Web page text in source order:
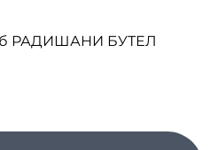
РАДИШАНИ БУТЕЛ